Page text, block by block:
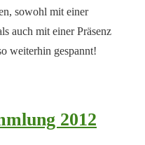
sowohl mit einer
auch mit einer Präsenz
weiterhin gespannt!
2012